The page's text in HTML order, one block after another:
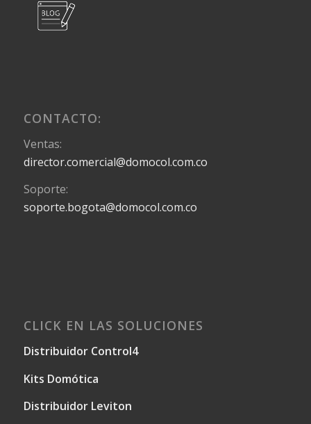
CONTACTO:
Ventas:
director.comercial@domocol.com.co
Soporte:
soporte.bogota@domocol.com.co
CLICK EN LAS SOLUCIONES
Distribuidor Control4
Kits Domótica
Distribuidor Leviton